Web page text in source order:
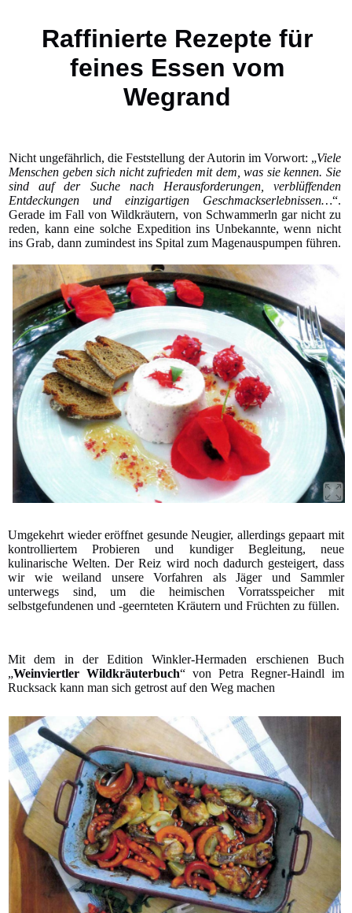
Raffinierte Rezepte für
feines Essen vom
Wegrand
Nicht ungefährlich, die Feststellung der Autorin im Vorwort: „Viele
Menschen geben sich nicht zufrieden mit dem, was sie kennen. Sie
sind auf der Suche nach Herausforderungen, verblüffenden
Entdeckungen und einzigartigen Geschmackserlebnissen…“.
Gerade im Fall von Wildkräutern, von Schwammerln gar nicht zu
reden, kann eine solche Expedition ins Unbekannte, wenn nicht
ins Grab, dann zumindest ins Spital zum Magenauspumpen führen.
Umgekehrt wieder eröffnet gesunde Neugier, allerdings gepaart mit
kontrolliertem Probieren und kundiger Begleitung, neue
kulinarische Welten. Der Reiz wird noch dadurch gesteigert, dass
wir wie weiland unsere Vorfahren als Jäger und Sammler
unterwegs sind, um die heimischen Vorratsspeicher mit
selbstgefundenen und -geernteten Kräutern und Früchten zu füllen.
Mit dem in der Edition Winkler-Hermaden erschienen Buch
„Weinviertler Wildkräuterbuch“ von Petra Regner-Haindl im
Rucksack kann man sich getrost auf den Weg machen